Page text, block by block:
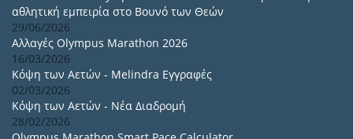
αθλητική εμπειρία στο Βουνό των Θεών
29/06/2026
Αλλαγές Olympus Marathon 2026
16/03/2026
Κόψη των Αετών - Melindra Εγγραφές
02/03/2026
Κόψη των Αετών - Νέα Διαδρομή
28/02/2026